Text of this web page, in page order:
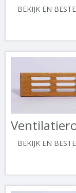
BEKIJK EN
BEKIJK EN